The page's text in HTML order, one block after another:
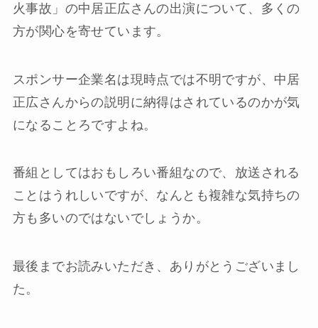
火事故」の中居正広さんの出演について、多くの
方が関心を寄せています。
スポンサー企業名は現時点では不明ですが、中居
正広さんからの説明に納得はされているのかが気
になることろですよね。
番組としてはおもしろい番組なので、放送される
ことはうれしいですが、なんとも複雑な気持ちの
方も多いのではないでしょうか。
最後までお読みいただき、ありがとうございまし
た。